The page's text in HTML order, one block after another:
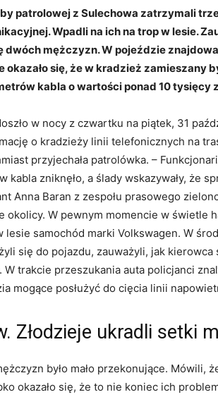
patrolowej z Sulechowa zatrzymali
Wpadli na ich na trop w lesie.
dwóch mężczyzn. W pojeździe
okazało się, że w kradzież zamieszany
kabla o wartości ponad 10 tysięcy
w nocy z czwartku na piątek, 31
o kradzieży linii telefonicznych na
przyjechała patrolówka. –
kabla zniknęło, a ślady wskazywały, że
Anna Baran z zespołu prasowego
okolicy. W pewnym momencie w świetle
lesie samochód marki Volkswagen. W
się do pojazdu, zauważyli, jak kierowca
W trakcie przeszukania auta policjanci
mogące posłużyć do cięcia linii
Złodzieje ukradli setki
było mało przekonujące. Mówili,
okazało się, że to nie koniec ich